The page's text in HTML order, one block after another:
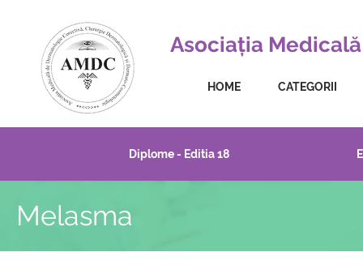
Asociația
HOME CATEGORII
Diplome - Editia 18
Melasma